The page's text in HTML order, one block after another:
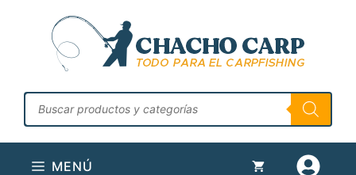
contenido
Búsqueda
de
productos
MENÚ